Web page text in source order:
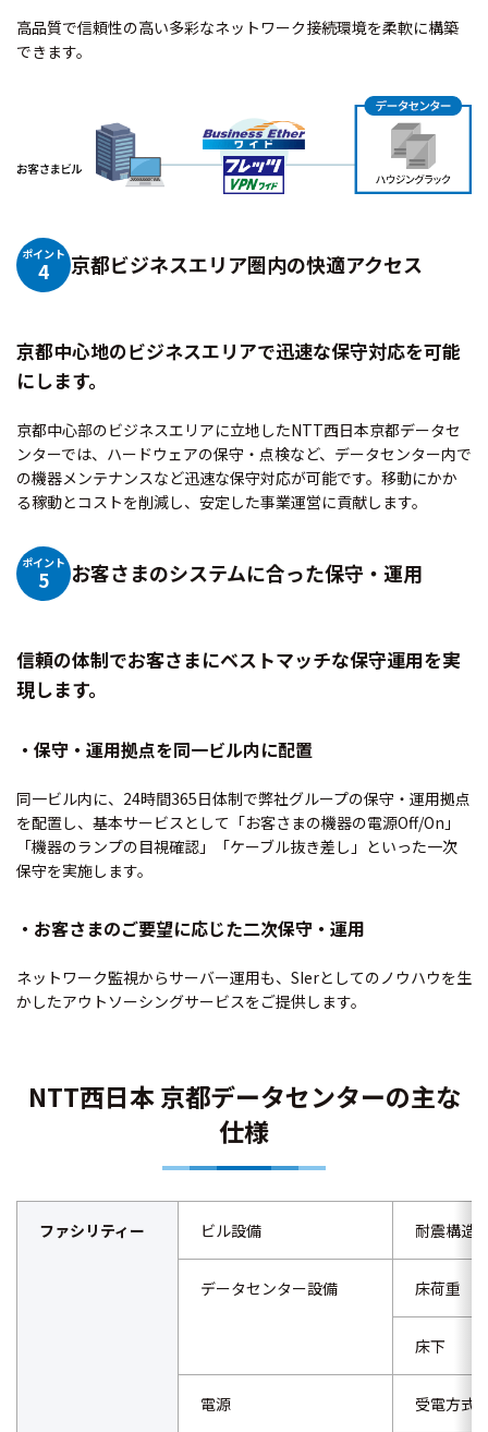
高品質で信頼性の高い多彩なネットワーク接続環境を柔軟に構築
できます。
ポイント
4 京都ビジネスエリア圏内の快適アクセス
京都中心地のビジネスエリアで迅速な保守対応を可能
にします。
京都中心部のビジネスエリアに立地したNTT西日本京都データセ
ンターでは、ハードウェアの保守・点検など、データセンター内で
の機器メンテナンスなど迅速な保守対応が可能です。移動にかか
る稼動とコストを削減し、安定した事業運営に貢献します。
ポイント
5 お客さまのシステムに合った保守・運用
信頼の体制でお客さまにベストマッチな保守運用を実
現します。
・保守・運用拠点を同一ビル内に配置
同一ビル内に、24時間365日体制で弊社グループの保守・運用拠点
を配置し、基本サービスとして「お客さまの機器の電源Off/On」
「機器のランプの目視確認」「ケーブル抜き差し」といった一次
保守を実施します。
・お客さまのご要望に応じた二次保守・運用
ネットワーク監視からサーバー運用も、SIerとしてのノウハウを生
かしたアウトソーシングサービスをご提供します。
NTT西日本 京都データセンターの主な
仕様
ファシリティー ビル設備 耐震構造
データセンター設備 床荷重
床下
電源 受電方式